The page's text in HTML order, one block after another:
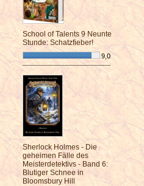
School of Talents 9 Neunte
Stunde: Schatzfieber!
9,0
¯¯¯¯¯¯¯¯¯¯¯¯¯¯¯¯¯¯¯¯¯¯¯¯
Sherlock Holmes - Die
geheimen Fälle des
Meisterdetektivs - Band 6:
Blutiger Schnee in
Bloomsbury Hill